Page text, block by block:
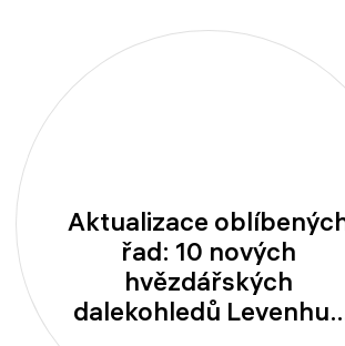
Aktualizace
řad: 10 nových
hvězdářských
dalekohledů Levenhuk